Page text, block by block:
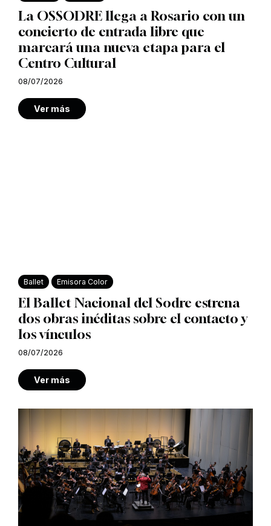
La OSSODRE llega a Rosario con un
concierto de entrada libre que
marcará una nueva etapa para el
Centro Cultural
08/07/2026
Ver más
Ballet Emisora Color
El Ballet Nacional del Sodre estrena
dos obras inéditas sobre el contacto y
los vínculos
08/07/2026
Ver más